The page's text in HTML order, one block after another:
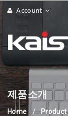
Account
제품소개
Home Product